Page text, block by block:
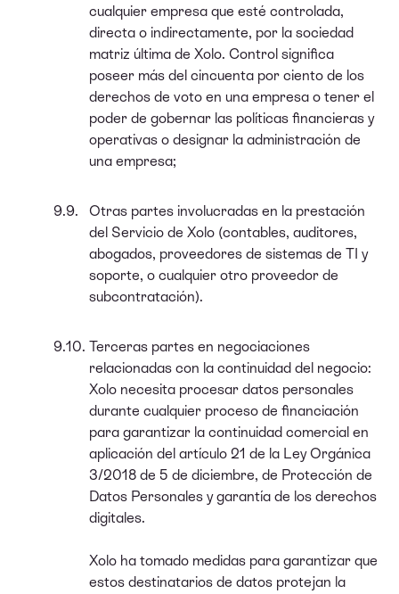
cualquier empresa que esté controlada,
directa o indirectamente, por la sociedad
matriz última de Xolo. Control significa
poseer más del cincuenta por ciento de los
derechos de voto en una empresa o tener el
poder de gobernar las políticas financieras y
operativas o designar la administración de
una empresa;
Otras partes involucradas en la prestación
del Servicio de Xolo (contables, auditores,
abogados, proveedores de sistemas de TI y
soporte, o cualquier otro proveedor de
subcontratación).
Terceras partes en negociaciones
relacionadas con la continuidad del negocio:
Xolo necesita procesar datos personales
durante cualquier proceso de financiación
para garantizar la continuidad comercial en
aplicación del artículo 21 de la Ley Orgánica
3/2018 de 5 de diciembre, de Protección de
Datos Personales y garantía de los derechos
digitales.
Xolo ha tomado medidas para garantizar que
estos destinatarios de datos protejan la